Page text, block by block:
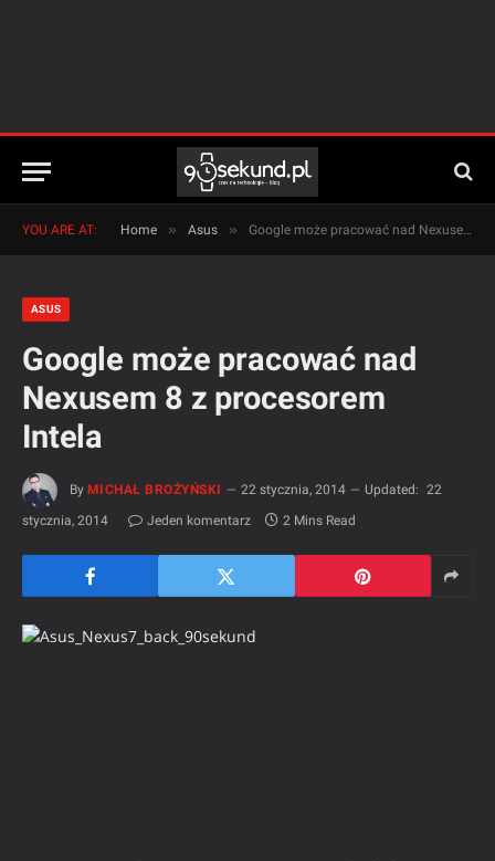
YOU ARE AT: Home » Asus » Google może pracować nad Nexusem 8 z procesorem Intela
ASUS
Google może pracować nad
Nexusem 8 z procesorem
Intela
By MICHAŁ BROŻYŃSKI 22 stycznia, 2014 Updated: 22
stycznia, 2014
Jeden komentarz 2 Mins Read